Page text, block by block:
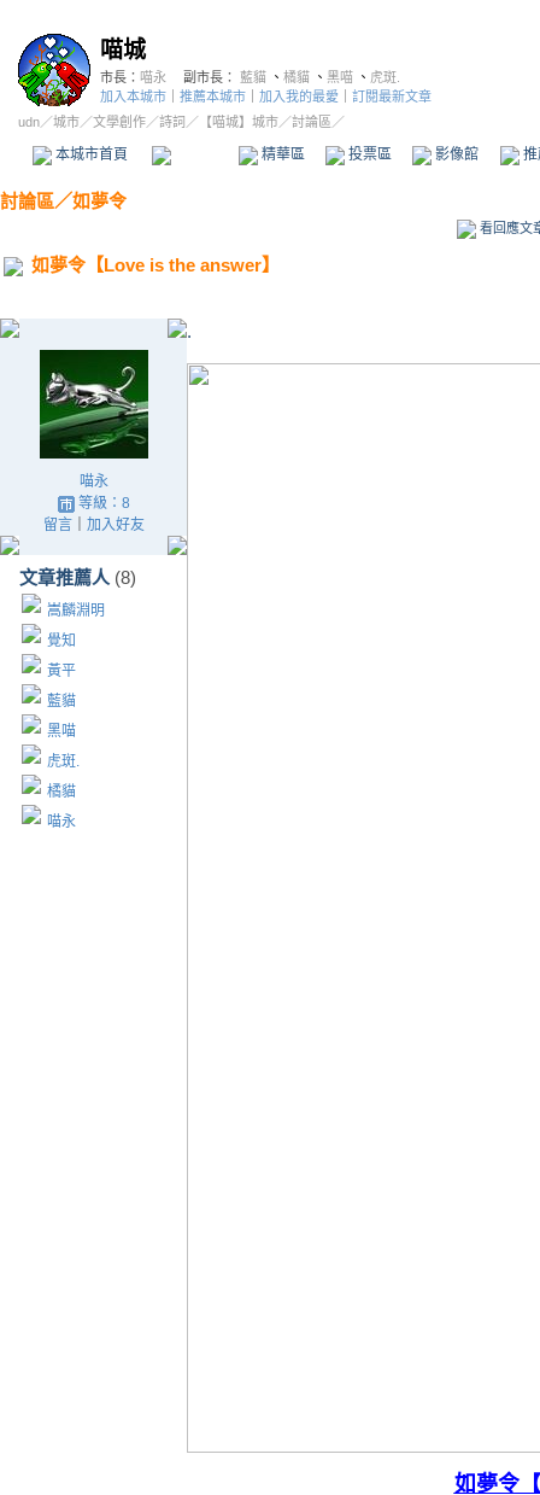
喵城
市長： 喵永 副市長： 藍貓 、 橘貓 、 黑喵 、 虎斑.
加入本城市
推薦本城市 加入我的最愛
訂閱最新文章
udn／城市／文學創作／詩詞 ／ 【喵城】城市／討論區／
本城市首頁 精華區 投票區 影像館
討論區／如夢令
看回應文
如夢令【Love is the answer】
喵永
等級：8
留言｜ 加入好友
文章推薦人 (8)
嵩麟淵明
覺知
黃平
藍貓
黑喵
虎斑.
橘貓
喵永
.
如夢令